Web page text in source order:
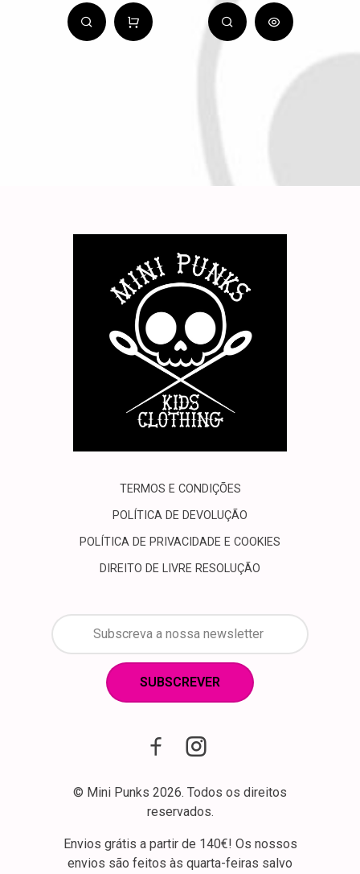
TERMOS E CONDIÇÕES
POLÍTICA DE DEVOLUÇÃO
POLÍTICA DE PRIVACIDADE E COOKIES
DIREITO DE LIVRE RESOLUÇÃO
SUBSCREVER
© Mini Punks 2026. Todos os direitos
reservados.
Envios grátis a partir de 140€! Os nossos
envios são feitos às quarta-feiras salvo